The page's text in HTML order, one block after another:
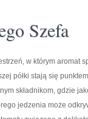
Szefa
w którym aromat
półki stają się
składnikom, gdzie
jedzenia może